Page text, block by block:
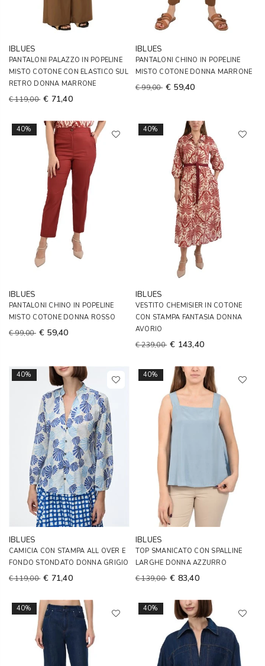
IBLUES
PANTALONI PALAZZO IN POPELINE
MISTO COTONE CON ELASTICO SUL
RETRO DONNA MARRONE
€ 119,00 € 71,40
IBLUES
PANTALONI CHINO IN POPELINE
MISTO COTONE DONNA MARRONE
€ 99,00 € 59,40
40%
IBLUES
PANTALONI CHINO IN POPELINE
MISTO COTONE DONNA ROSSO
€ 99,00 € 59,40
40%
IBLUES
VESTITO CHEMISIER IN COTONE
CON STAMPA FANTASIA DONNA
AVORIO
€ 239,00 € 143,40
40%
IBLUES
CAMICIA CON STAMPA ALL OVER E
FONDO STONDATO DONNA GRIGIO
€ 119,00 € 71,40
40%
IBLUES
TOP SMANICATO CON SPALLINE
LARGHE DONNA AZZURRO
€ 139,00 € 83,40
40% 40%